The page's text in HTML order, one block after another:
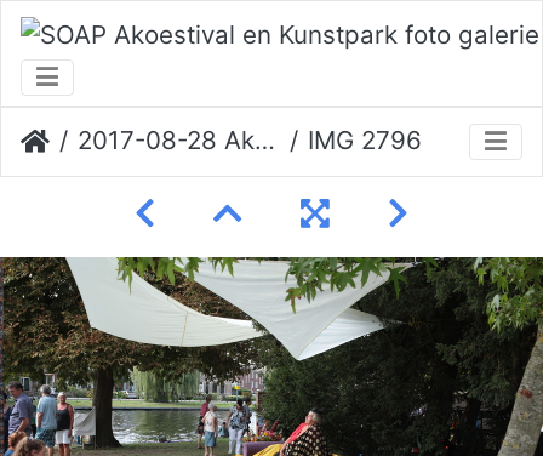
2017-08-28 Akoestival Erik Veerman IMG 2796